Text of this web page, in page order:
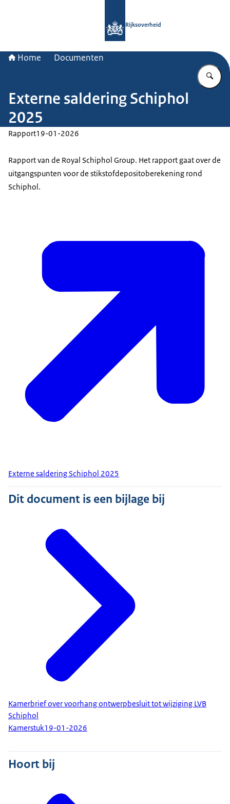
Rijksoverheid
Home Documenten
Externe saldering Schiphol
2025
Rapport19-01-2026
Rapport van de Royal Schiphol Group. Het rapport gaat over de
uitgangspunten voor de stikstofdepositoberekening rond
Schiphol.
Externe saldering Schiphol 2025
Dit document is een bijlage bij
Kamerbrief over voorhang ontwerpbesluit tot wijziging LVB
Schiphol
Kamerstuk19-01-2026
Hoort bij